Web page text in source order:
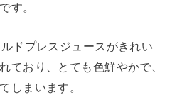
す。
ドプレスジュースがきれい
ており、とても色鮮やかで、
しまいます。